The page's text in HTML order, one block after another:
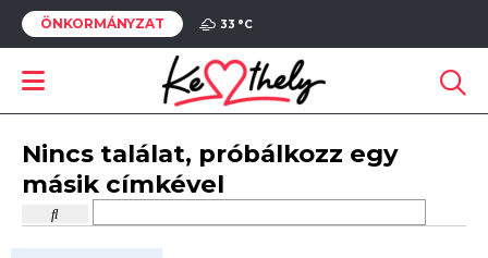
ÖNKORMÁNYZAT 33 °C
Nincs találat, próbálkozz egy
másik címkével